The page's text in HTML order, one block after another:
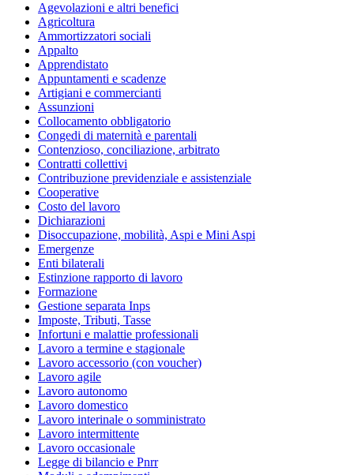
Agevolazioni e altri benefici
Agricoltura
Ammortizzatori sociali
Appalto
Apprendistato
Appuntamenti e scadenze
Artigiani e commercianti
Assunzioni
Collocamento obbligatorio
Congedi di maternità e parentali
Contenzioso, conciliazione, arbitrato
Contratti collettivi
Contribuzione previdenziale e assistenziale
Cooperative
Costo del lavoro
Dichiarazioni
Disoccupazione, mobilità, Aspi e Mini Aspi
Emergenze
Enti bilaterali
Estinzione rapporto di lavoro
Formazione
Gestione separata Inps
Imposte, Tributi, Tasse
Infortuni e malattie professionali
Lavoro a termine e stagionale
Lavoro accessorio (con voucher)
Lavoro agile
Lavoro autonomo
Lavoro domestico
Lavoro interinale o somministrato
Lavoro intermittente
Lavoro occasionale
Legge di bilancio e Pnrr